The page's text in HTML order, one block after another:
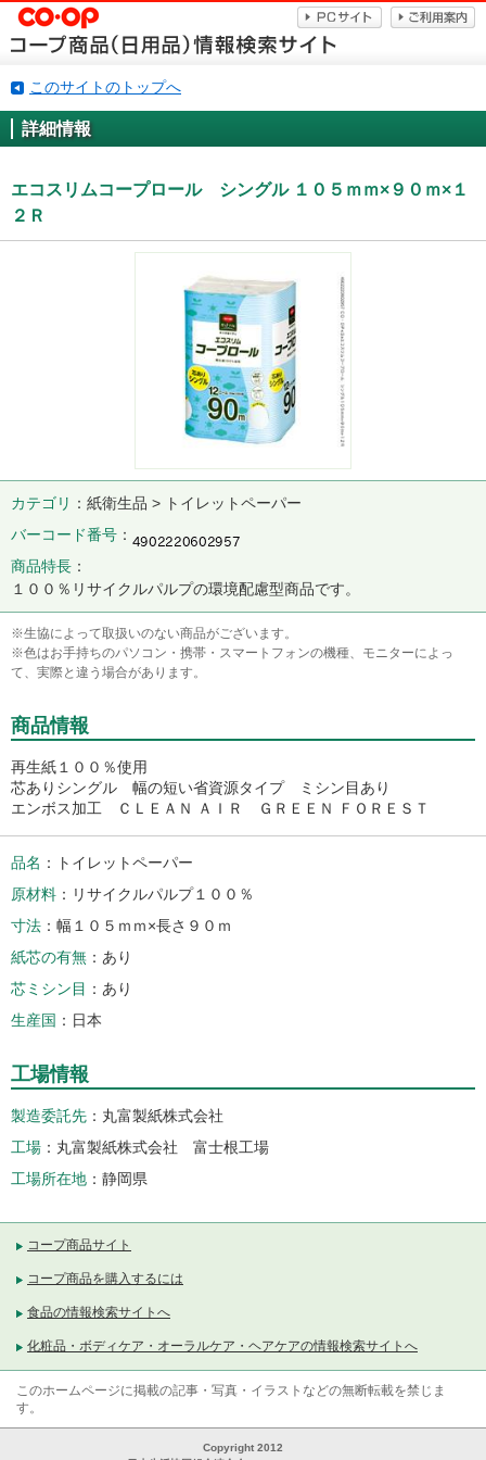
このサイトのトップへ
詳細情報
エコスリムコープロール シングル １０５ｍｍ×９０ｍ×１
２Ｒ
カテゴリ
紙衛生品 > トイレットペーパー
バーコード番号
商品特長
１００％リサイクルパルプの環境配慮型商品です。
※生協によって取扱いのない商品がございます。
※色はお手持ちのパソコン・携帯・スマートフォンの機種、モニターによっ
て、実際と違う場合があります。
商品情報
再生紙１００％使用
芯ありシングル 幅の短い省資源タイプ ミシン目あり
エンボス加工 ＣＬＥＡＮ ＡＩＲ ＧＲＥＥＮ ＦＯＲＥＳＴ
品名
トイレットペーパー
原材料
リサイクルパルプ１００％
寸法
幅１０５ｍｍ×長さ９０ｍ
紙芯の有無
あり
芯ミシン目
あり
生産国
日本
工場情報
製造委託先
丸富製紙株式会社
工場
丸富製紙株式会社 富士根工場
工場所在地
静岡県
コープ商品サイト
コープ商品を購入するには
食品の情報検索サイトへ
化粧品・ボディケア・オーラルケア・ヘアケアの情報検索サイトへ
このホームページに掲載の記事・写真・イラストなどの無断転載を禁じま
す。
Copyright 2012